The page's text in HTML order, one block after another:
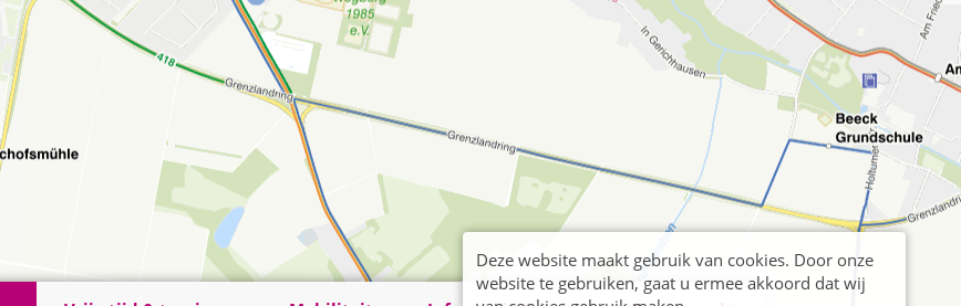
Deze website maakt gebruik van cookies. Door onze
website te gebruiken, gaat u ermee akkoord dat wij